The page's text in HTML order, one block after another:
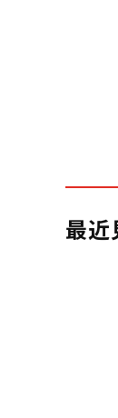
最近